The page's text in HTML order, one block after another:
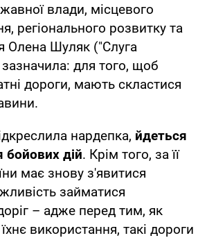
влади, місцевого
регіонального розвитку та
Олена Шуляк ("Слуга
для того, щоб
дороги, мають скластися
нардепка, йдеться
бойових дій. Крім того, за її
має знову з'явитися
займатися
– адже перед тим, як
використання, такі дороги